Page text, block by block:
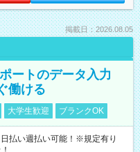
掲載日：2026.08.05
ートのデータ入力
働ける
大学生歓迎 ブランクOK
払い週払い可能！※規定有り